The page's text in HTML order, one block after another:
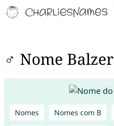
♂ Nome Balzer
Nomes Nomes com B